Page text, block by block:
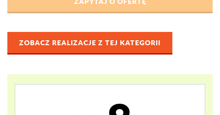
ZOBACZ REALIZACJE Z TEJ KATEGORII